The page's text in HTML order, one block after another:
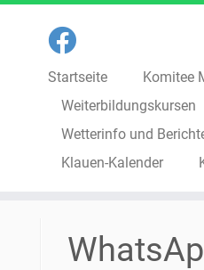
Startseite Komitee
Weiterbildungskursen
Wetterinfo und
Klauen-Kalender